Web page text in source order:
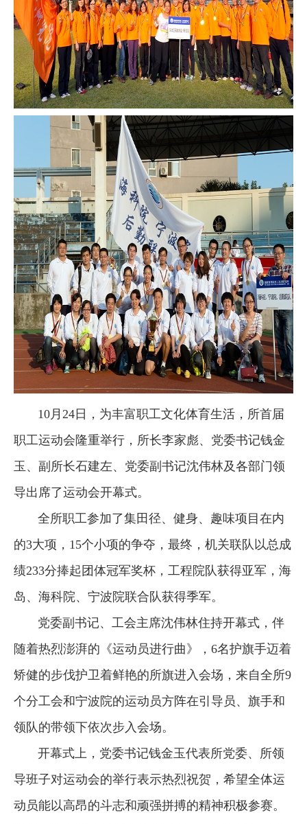
10月24日，为丰富职工文化体育生活，所首届
职工运动会隆重举行，所长李家彪、党委书记钱金
玉、副所长石建左、党委副书记沈伟林及各部门领
导出席了运动会开幕式。
全所职工参加了集田径、健身、趣味项目在内
的3大项，15个小项的争夺，最终，机关联队以总成
绩233分捧起团体冠军奖杯，工程院队获得亚军，海
岛、海科院、宁波院联合队获得季军。
党委副书记、工会主席沈伟林住持开幕式，伴
随着热烈澎湃的《运动员进行曲》，6名护旗手迈着
矫健的步伐护卫着鲜艳的所旗进入会场，来自全所9
个分工会和宁波院的运动员方阵在引导员、旗手和
领队的带领下依次步入会场。
开幕式上，党委书记钱金玉代表所党委、所领
导班子对运动会的举行表示热烈祝贺，希望全体运
动员能以高昂的斗志和顽强拼搏的精神积极参赛。